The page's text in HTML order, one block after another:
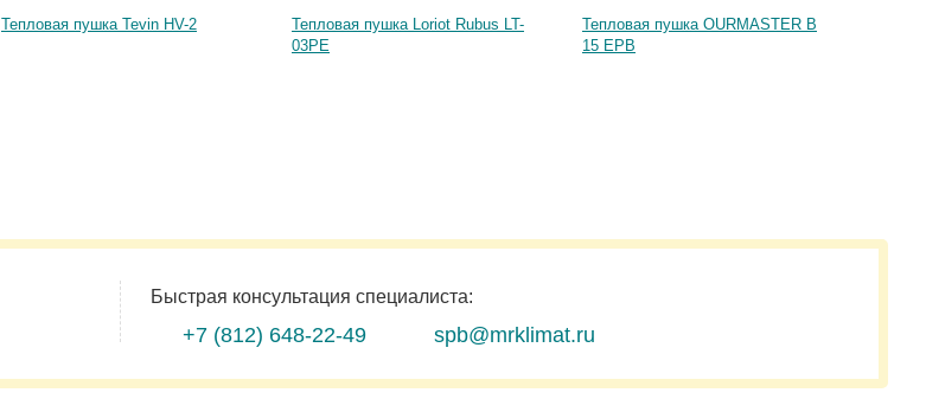
Тепловая пушка Tevin HV-2
Тепловая пушка Loriot Rubus LT-
03PE
Тепловая пушка OURMASTER B
15 EPB
Быстрая консультация специалиста:
+7 (812) 648-22-49 spb@mrklimat.ru